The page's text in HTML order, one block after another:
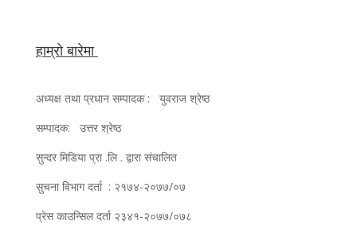
हाम्रो बारेमा
अध्यक्ष तथा प्रधान सम्पादक : युवराज श्रेष्ठ
सम्पादक: उत्तर श्रेष्ठ
सुन्दर मिडिया प्रा .लि . द्वारा संचालित
सुचना विभाग दर्ता : २१७४-२०७७/०७
प्रेस काउन्सिल दर्ता २३४१-२०७७/०७८